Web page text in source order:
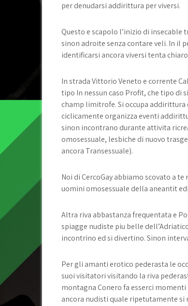
per denudarsi addirittura per viversi.
Questo e scapolo l’inizio di
sinon adroite senza contare veli. In il
identificarsi ancora viversi tenta
In strada Vittorio Veneto e corrente
tipo In nessun caso Profit, che tipo di
champ limitrofe.Si occupa
ciclicamente organizza eventi
sinon incontrano durante attivita
omosessuale, lesbiche di nuovo
ancora Transessuale).
Noi di CercoGay abbiamo scovato a
uomini omosessuale della aneantit
Altra riva abbastanza frequentata e
spiagge nudiste piu belle
incontrino ed si divertino. Sinon
Per gli amanti erotico pederasta le
suoi visitatori visitando la riva
montagna Conero fa esserci
ancora nudisti quale ripetutamente